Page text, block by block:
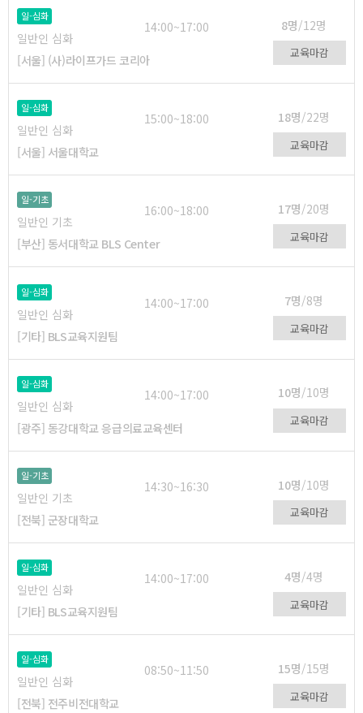
일-심화
일반인 심화
14:00~17:00 8명/12명
[서울] (사)라이프가드 코리아 교육마감
일-심화
일반인 심화
15:00~18:00 18명/22명
[서울] 서울대학교 교육마감
일-기초
일반인 기초
16:00~18:00 17명/20명
[부산] 동서대학교 BLS Center 교육마감
일-심화
일반인 심화
14:00~17:00 7명/8명
[기타] BLS교육지원팀 교육마감
일-심화
일반인 심화
14:00~17:00 10명/10명
[광주] 동강대학교 응급의료교육센터 교육마감
일-기초
일반인 기초
14:30~16:30 10명/10명
[전북] 군장대학교 교육마감
일-심화
일반인 심화
14:00~17:00 4명/4명
[기타] BLS교육지원팀 교육마감
일-심화
일반인 심화
08:50~11:50 15명/15명
[전북] 전주비전대학교 교육마감